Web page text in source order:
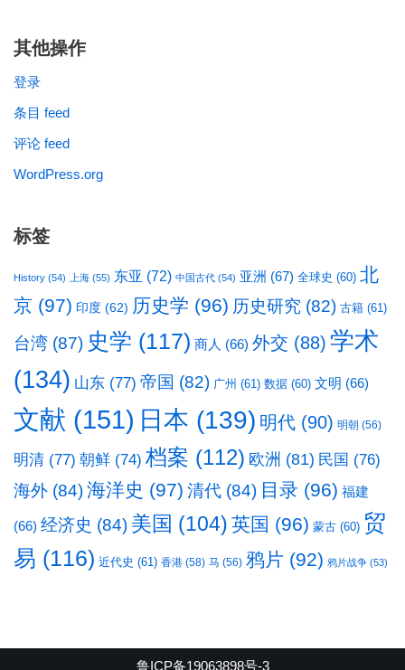
其他操作
登录
条目 feed
评论 feed
WordPress.org
标签
History (54) 上海 (55) 东亚 (72) 中国古代 (54) 亚洲 (67) 全球史 (60) 北
京 (97) 印度 (62) 历史学 (96) 历史研究 (82) 古籍 (61)
台湾 (87) 史学 (117) 商人 (66) 外交 (88) 学术
(134) 山东 (77) 帝国 (82) 广州 (61) 数据 (60) 文明 (66)
文献 (151) 日本 (139) 明代 (90) 明朝 (56)
明清 (77) 朝鲜 (74) 档案 (112) 欧洲 (81) 民国 (76)
海外 (84)海洋史 (97) 清代 (84) 目录 (96) 福建
(66) 经济史 (84) 美国 (104) 英国 (96) 蒙古 (60) 贸
易 (116) 近代史 (61) 香港 (58) 马 (56) 鸦片 (92) 鸦片战争 (53)
鲁ICP备19063898号-3